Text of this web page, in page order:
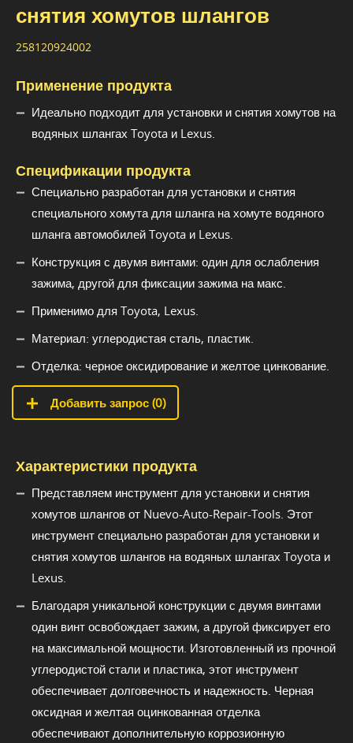
снятия хомутов шлангов
258120924002
Применение продукта
Идеально подходит для установки и снятия хомутов на
водяных шлангах Toyota и Lexus.
Спецификации продукта
Специально разработан для установки и снятия
специального хомута для шланга на хомуте водяного
шланга автомобилей Toyota и Lexus.
Конструкция с двумя винтами: один для ослабления
зажима, другой для фиксации зажима на макс.
Применимо для Toyota, Lexus.
Материал: углеродистая сталь, пластик.
Отделка: черное оксидирование и желтое цинкование.
Добавить запрос (0)
Характеристики продукта
Представляем инструмент для установки и снятия
хомутов шлангов от Nuevo-Auto-Repair-Tools. Этот
инструмент специально разработан для установки и
снятия хомутов шлангов на водяных шлангах Toyota и
Lexus.
Благодаря уникальной конструкции с двумя винтами
один винт освобождает зажим, а другой фиксирует его
на максимальной мощности. Изготовленный из прочной
углеродистой стали и пластика, этот инструмент
обеспечивает долговечность и надежность. Черная
оксидная и желтая оцинкованная отделка
обеспечивают дополнительную коррозионную